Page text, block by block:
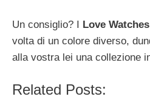
Un consiglio? I Love Watches
volta di un colore diverso,
alla vostra lei una collezione
Related Posts: